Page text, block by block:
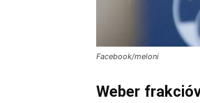
Facebook/meloni
Weber